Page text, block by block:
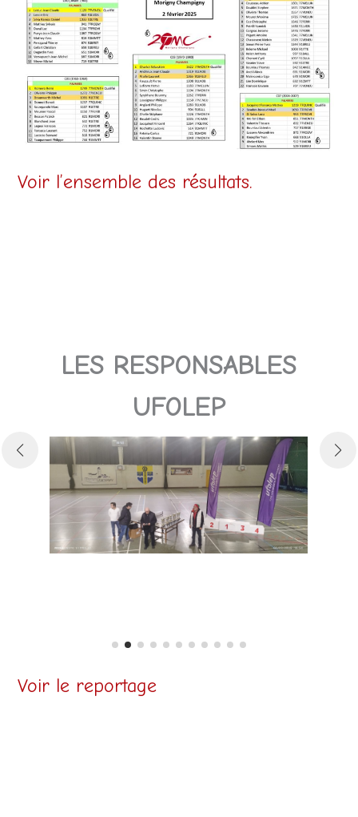
Voir l’ensemble des résultats.
LES RESPONSABLES
UFOLEP
Voir le reportage